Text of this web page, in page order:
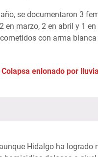
se documentaron 3
en marzo, 2 en abril y 1
con arma
Colapsa enlonado por
Hidalgo ha logrado